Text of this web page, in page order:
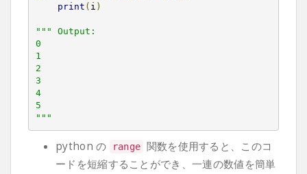
print ( i )
""" Output:
0
1
2
3
4
5
"""
python の range 関数を使用すると、このコ
ードを短縮することができ、一連の数値を簡単